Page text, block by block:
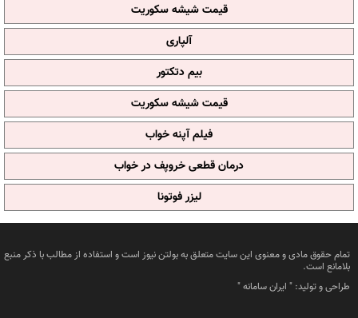
قیمت شیشه سکوریت
آلپاری
بیم دتکتور
قیمت شیشه سکوریت
فیلم آپنه خواب
درمان قطعی خروپف در خواب
لیزر فوتونا
تمام حقوق مادی و معنوی این سایت متعلق به بولتن نیوز است و استفاده از مطالب با ذکر منبع
بلامانع است.
طراحی و تولید: " ایران سامانه"